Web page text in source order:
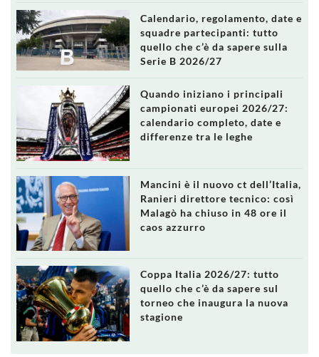
Calendario, regolamento, date e
squadre partecipanti: tutto
quello che c’è da sapere sulla
Serie B 2026/27
Quando iniziano i principali
campionati europei 2026/27:
calendario completo, date e
differenze tra le leghe
Mancini è il nuovo ct dell’Italia,
Ranieri direttore tecnico: così
Malagò ha chiuso in 48 ore il
caos azzurro
Coppa Italia 2026/27: tutto
quello che c’è da sapere sul
torneo che inaugura la nuova
stagione